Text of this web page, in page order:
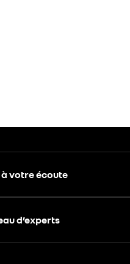
à votre écoute
d’experts